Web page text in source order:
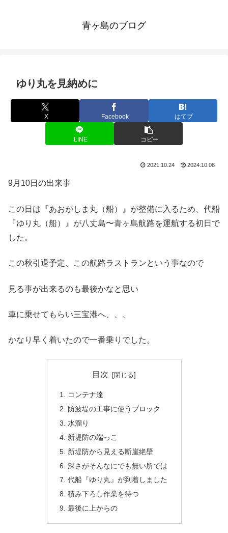
青ヶ島のブログ
ゆり丸を見納めに
X Facebook はてブ
LINE コピー
2021.10.24 2024.10.08
9月10日の出来事
この日は『あおがしま丸（船）』が整備に入るため、代船
『ゆり丸（船）』が八丈島〜青ヶ島航路を運航する初日で
した。
この秋引退予定、この航路ラストランという事なので
見る事が出来るのも最後かなと思い
車に乗せてもらい三宝港へ、、、
かなり早く着いたので一番乗りでした。
目次
コンテナ達
防波堤の工事に使うブロック
水溜り
新堤防の端っこ
新堤防から見える断崖絶壁
深さがそんなにでも無い所では
代船『ゆり丸』が到着しました
積み下ろし作業を待つ
最後に上からの